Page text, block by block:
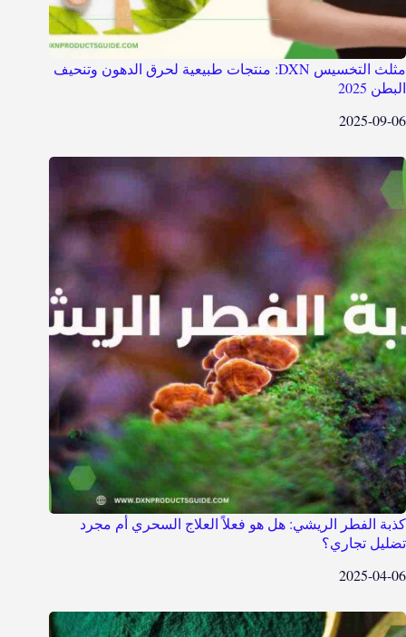
مثلث التخسيس DXN: منتجات طبيعية لحرق الدهون وتنحيف
البطن 2025
2025-09-06
كذبة الفطر الريشي: هل هو فعلاً العلاج السحري أم مجرد
تضليل تجاري؟
2025-04-06